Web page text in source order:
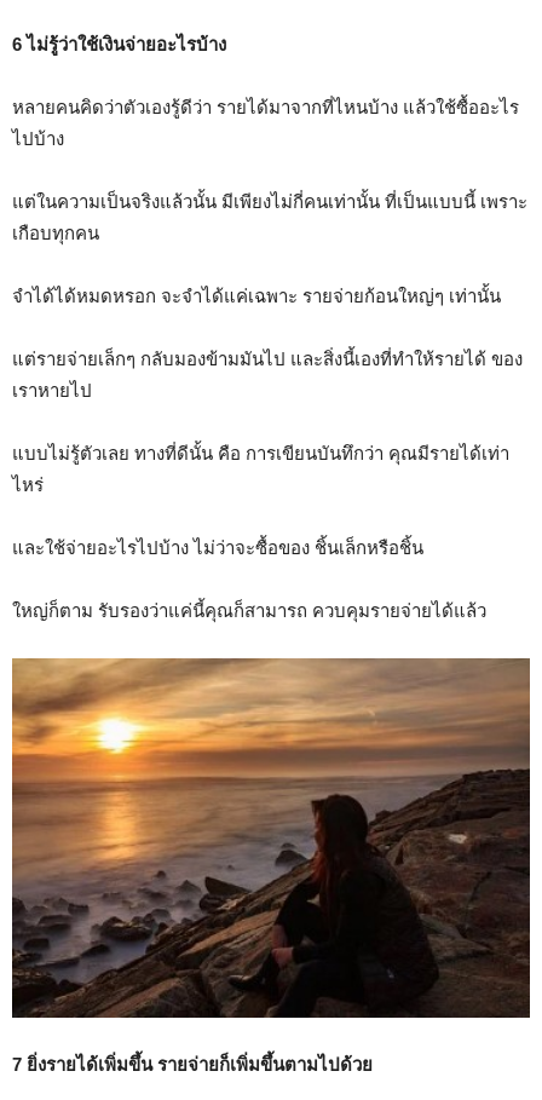
6 ไม่รู้ว่าใช้เงินจ่ายอะไรบ้าง
หลายคนคิดว่าตัวเองรู้ดีว่า รายได้มาจากที่ไหนบ้าง แล้วใช้ซื้ออะไร
ไปบ้าง
แต่ในความเป็นจริงแล้วนั้น มีเพียงไม่กี่คนเท่านั้น ที่เป็นแบบนี้ เพราะ
เกือบทุกคน
จำได้ได้หมดหรอก จะจำได้แค่เฉพาะ รายจ่ายก้อนใหญ่ๆ เท่านั้น
แต่รายจ่ายเล็กๆ กลับมองข้ามมันไป และสิ่งนี้เองที่ทำให้รายได้ ของ
เราหายไป
แบบไม่รู้ตัวเลย ทางที่ดีนั้น คือ การเขียนบันทึกว่า คุณมีรายได้เท่า
ไหร่
และใช้จ่ายอะไรไปบ้าง ไม่ว่าจะซื้อของ ชิ้นเล็กหรือชิ้น
ใหญ่ก็ตาม รับรองว่าแค่นี้คุณก็สามารถ ควบคุมรายจ่ายได้แล้ว
7 ยิ่งรายได้เพิ่มขึ้น รายจ่ายก็เพิ่มขึ้นตามไปด้วย